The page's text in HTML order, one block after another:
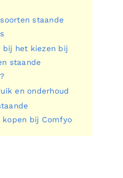
staande
bij het kiezen bij
staande
en onderhoud
bij Comfyo